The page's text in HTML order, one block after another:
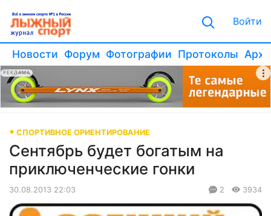
Войти
Новости Форум Фотографии Протоколы
РЕКЛАМА
СПОРТИВНОЕ ОРИЕНТИРОВАНИЕ
Сентябрь будет богатым на
приключенческие гонки
30.08.2013 22:03 2 3934